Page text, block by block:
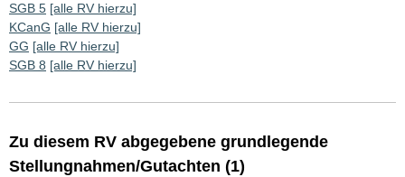
SGB 5 [alle RV hierzu]
KCanG [alle RV hierzu]
GG [alle RV hierzu]
SGB 8 [alle RV hierzu]
Zu diesem RV abgegebene grundlegende
Stellungnahmen/Gutachten (1)